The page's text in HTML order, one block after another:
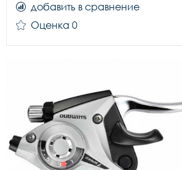
добавить в сравнение
Оценка 0